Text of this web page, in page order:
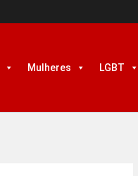
Mulheres LGBT